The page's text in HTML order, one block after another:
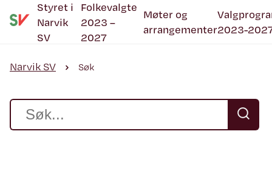
Styret i
Narvik
SV
Folkevalgte
2023 –
2027
Møter og
arrangementer2023-
Narvik SV Søk